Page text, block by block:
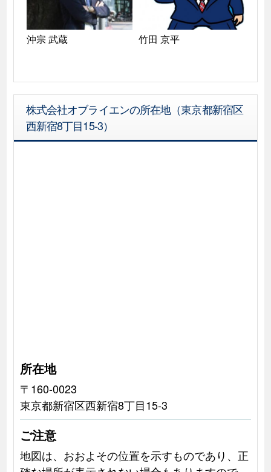
沖宗 武蔵 竹田 京平
株式会社オブライエンの所在地（東京都新宿区
西新宿8丁目15-3）
所在地
〒160-0023
東京都新宿区西新宿8丁目15-3
ご注意
地図は、おおよその位置を示すものであり、正